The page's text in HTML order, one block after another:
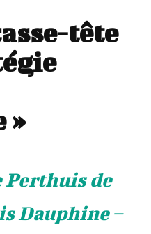
tête
»
Perthuis de
Dauphine –